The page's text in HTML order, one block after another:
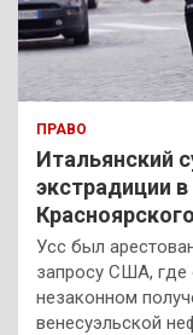
ПРАВО
Итальянский
экстрадиции
Усс был
запросу США, где
незаконном
венесуэльской